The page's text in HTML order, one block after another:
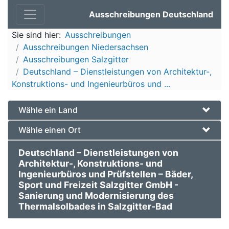
Ausschreibungen Deutschland
Sie sind hier: Ausschreibungen
Ausschreibungen Niedersachsen
Ausschreibungen Salzgitter
Deutschland – Dienstleistungen von Architektur-,
Konstruktions- und Ingenieurbüros und ...
Wähle ein Land
Wähle einen Ort
Deutschland – Dienstleistungen von
Architektur-, Konstruktions- und
Ingenieurbüros und Prüfstellen – Bäder,
Sport und Freizeit Salzgitter GmbH -
Sanierung und Modernisierung des
Thermalsolbades in Salzgitter-Bad